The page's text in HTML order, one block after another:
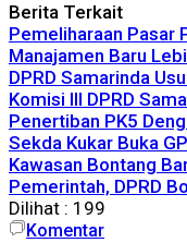
Berita Terkait
Pemeliharaan Pasar
Manajamen Baru
DPRD Samarinda
Komisi III DPRD
Penertiban PK5
Sekda Kukar Buka
Kawasan Bontang
Pemerintah, DPRD
Dilihat : 199
Komentar